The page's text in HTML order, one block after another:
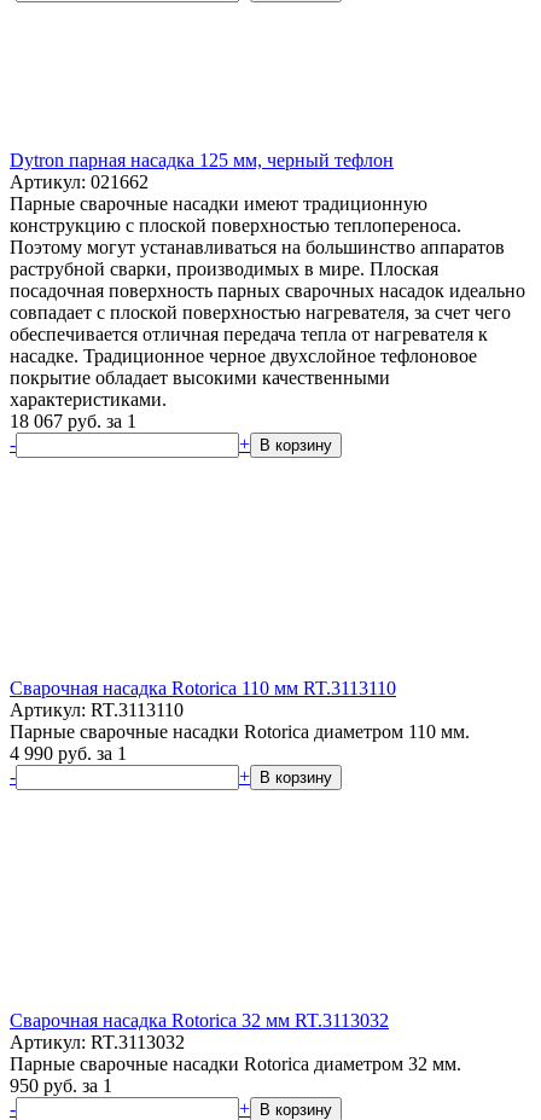
Dytron парная насадка 125 мм, черный тефлон
Артикул: 021662
Парные сварочные насадки имеют традиционную
конструкцию с плоской поверхностью теплопереноса.
Поэтому могут устанавливаться на большинство аппаратов
раструбной сварки, производимых в мире. Плоская
посадочная поверхность парных сварочных насадок идеально
совпадает с плоской поверхностью нагревателя, за счет чего
обеспечивается отличная передача тепла от нагревателя к
насадке. Традиционное черное двухслойное тефлоновое
покрытие обладает высокими качественными
характеристиками.
18 067 руб. за 1
-
+ В корзину
Сварочная насадка Rotorica 110 мм RT.3113110
Артикул: RT.3113110
Парные сварочные насадки Rotorica диаметром 110 мм.
4 990 руб. за 1
-
+ В корзину
Сварочная насадка Rotorica 32 мм RT.3113032
Артикул: RT.3113032
Парные сварочные насадки Rotorica диаметром 32 мм.
950 руб. за 1
-
+ В корзину